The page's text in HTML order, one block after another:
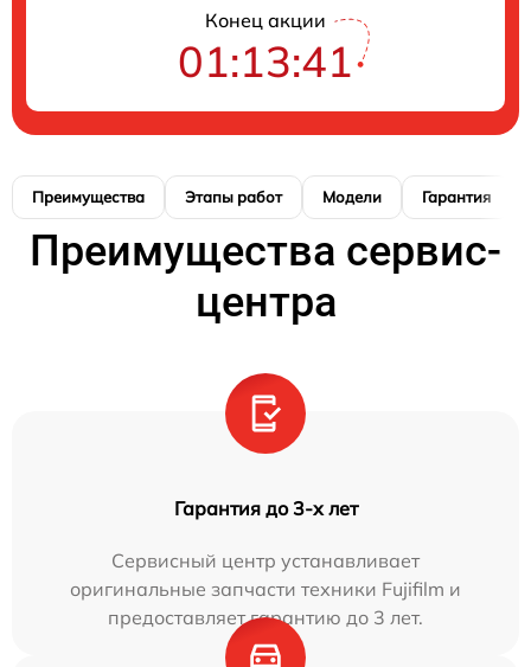
Конец акции
01:13:40
Преимущества Этапы работ Модели Гарантия
Преимущества сервис-
центра
Гарантия до 3-х лет
Сервисный центр устанавливает
оригинальные запчасти техники Fujifilm и
предоставляет гарантию до 3 лет.